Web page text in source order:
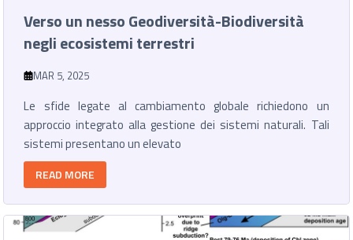
Verso un nesso Geodiversità-Biodiversità
negli ecosistemi terrestri
MAR 5, 2025
Le sfide legate al cambiamento globale richiedono un
approccio integrato alla gestione dei sistemi naturali. Tali
sistemi presentano un elevato
READ MORE